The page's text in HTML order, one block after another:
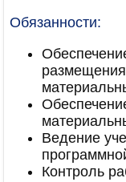
Обязанности:
размещения
Ведение
Контроль